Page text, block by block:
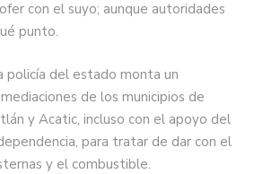
con el suyo; aunque autoridades
punto.
policía del estado monta un
de los municipios de
y Acatic, incluso con el apoyo del
para tratar de dar con el
y el combustible.